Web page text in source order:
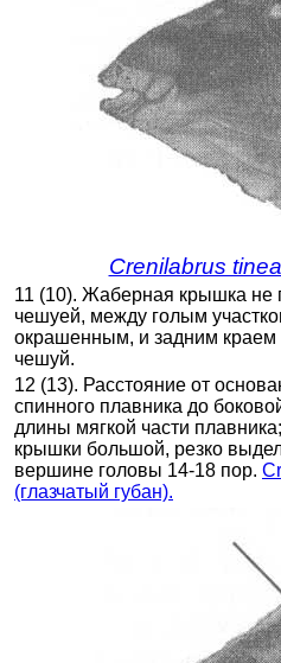
Crenilabrus
11 (10). Жаберная крышка не
чешуей, между голым
окрашенным, и задним
чешуй.
12 (13). Расстояние от
спинного плавника до
длины мягкой части
крышки большой, резко
вершине головы 14-18 пор.
(глазчатый губан).